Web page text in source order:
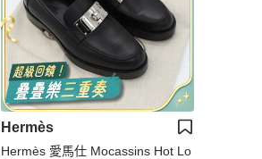
Hermès
Hermès 愛馬仕 Mocassins Hot Lo